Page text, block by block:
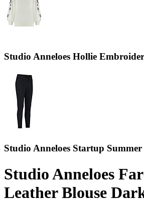
Studio Anneloes Hollie
Studio Anneloes Startup
Studio Anneloes
Leather Blouse